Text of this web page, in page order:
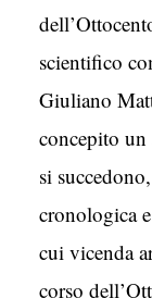
scientifico
Giuliano
concepito
si
cronologica
cui vicenda
corso